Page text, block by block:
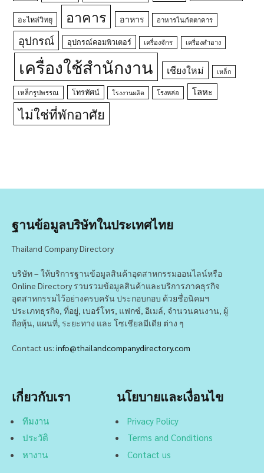
อะไหล่วิทยุ อาคาร อาหาร อาหารในภัตตาคาร
อุปกรณ์ อุปกรณ์คอมพิวเตอร์ เครื่องจักร เครื่องสำอาง
เครื่องใช้สำนักงาน เชียงใหม่ เหล็ก
เหล็กรูปพรรณ โทรทัศน์ โรงงานผลิต โรงหล่อ โลหะ
ไม่ใช่ที่พักอาศัย
ฐานข้อมูลบริษัทในประเทศไทย
Thailand Company Directory
บริษัท – ให้บริการฐานข้อมูลสินค้าอุตสาหกรรมออนไลน์หรือ
Online Directory รวบรวมข้อมูลสินค้าและบริการภาคธุรกิจ
อุตสาหกรรมไว้อย่างครบครัน ประกอบกอบ ด้วยชื่อนิคมฯ
ประเภทธุรกิจ, ที่อยู่, เบอร์โทร, แฟกซ์, อีเมล์, จำนวนคนงาน, ผู้
ถือหุ้น, แผนที่, ระยะทาง และ โซเชียลมีเดีย ต่าง ๆ
Contact us: info@thailandcompanydirectory.com
เกี่ยวกับเรา
ทีมงาน
ประวัติ
หางาน
นโยบายและเงื่อนไข
Privacy Policy
Terms and Conditions
Contact us